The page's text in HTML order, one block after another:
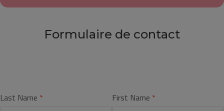
Formulaire de contact
Last Name First Name